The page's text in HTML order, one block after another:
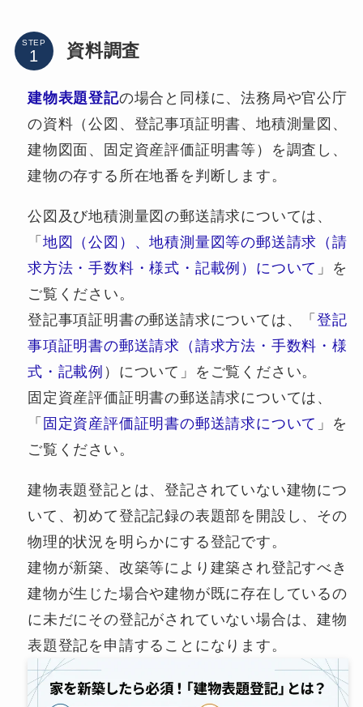
STEP 資料調査
建物表題登記の場合と同様に、法務局や官公庁
の資料（公図、登記事項証明書、地積測量図、
建物図面、固定資産評価証明書等）を調査し、
建物の存する所在地番を判断します。
公図及び地積測量図の郵送請求については、
「 地図（公図）、地積測量図等の郵送請求（請
求方法・手数料・様式・記載例）について 」を
ご覧ください。
登記事項証明書の郵送請求については、「登記
事項証明書の郵送請求（請求方法・手数料・様
式・記載例 ）について」をご覧ください。
固定資産評価証明書の郵送請求については、
「 固定資産評価証明書の郵送請求について 」を
ご覧ください。
建物表題登記とは、登記されていない建物につ
いて、初めて登記記録の表題部を開設し、その
物理的状況を明らかにする登記です。
建物が新築、改築等により建築され登記すべき
建物が生じた場合や建物が既に存在しているの
に未だにその登記がされていない場合は、建物
表題登記を申請することになります。